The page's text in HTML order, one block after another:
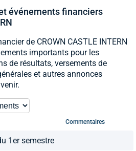
événements financiers
de CROWN CASTLE INTERN
importants pour les
de résultats, versements de
et autres annonces
Commentaires
1er semestre